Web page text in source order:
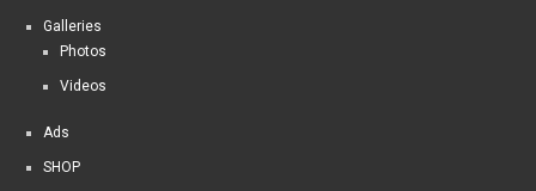
Galleries
Photos
Videos
Ads
SHOP